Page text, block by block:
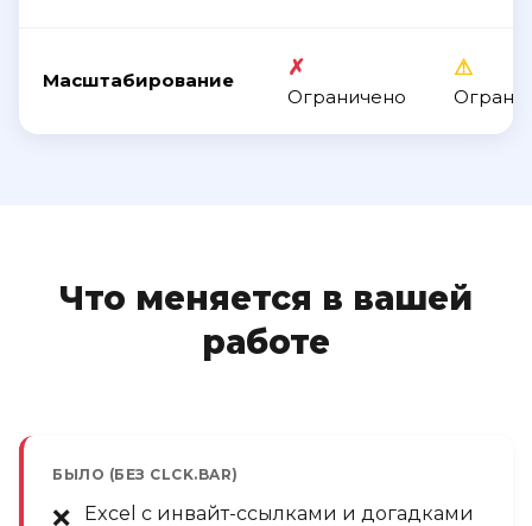
Масштабирование ✗
Ограничено
⚠
Что меняется в вашей
работе
БЫЛО (БЕЗ CLCK.BAR)
❌ Excel с инвайт-ссылками и догадками